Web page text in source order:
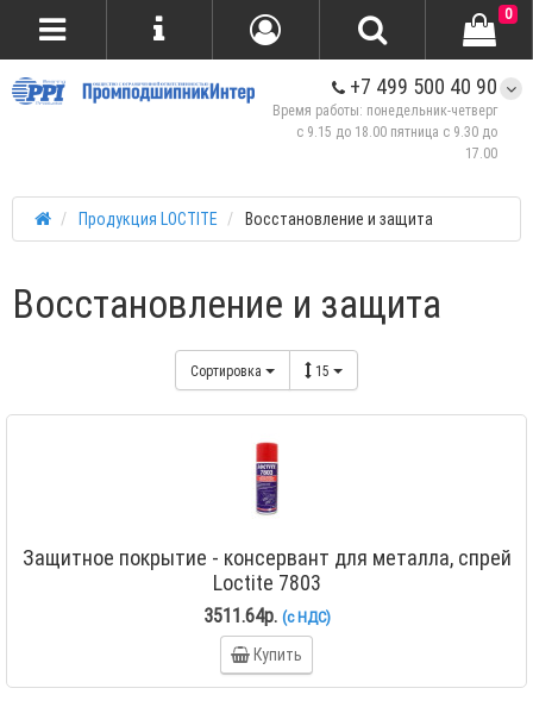
+7 499 500 40 90
Время работы: понедельник-четверг
с 9.15 до 18.00 пятница с 9.30 до
17.00
0
Продукция LOCTITE Восстановление и защита
Восстановление и защита
Сортировка 15
Защитное покрытие - консервант для металла, спрей
Loctite 7803
3511.64р. (с НДС)
Купить